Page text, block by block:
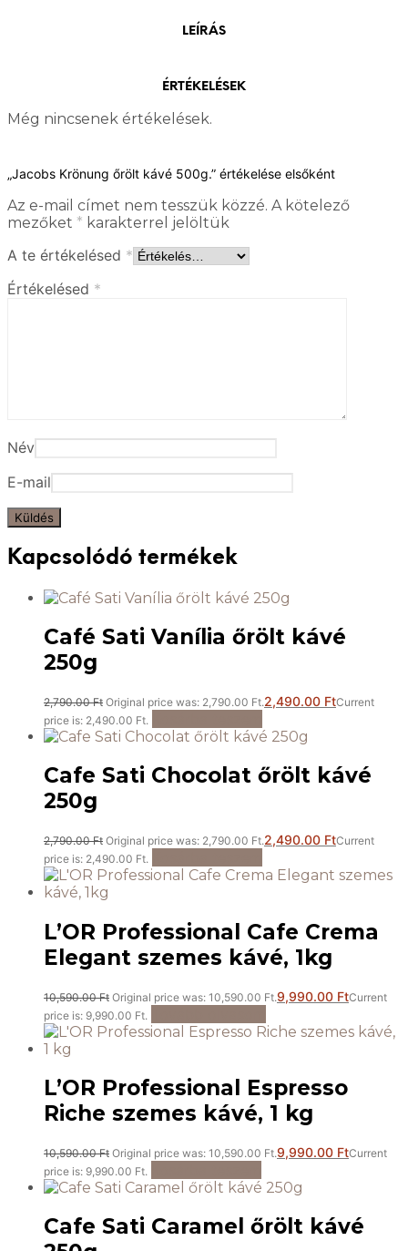
LEÍRÁS
ÉRTÉKELÉSEK
Még nincsenek értékelések.
„Jacobs Krönung őrölt kávé 500g.” értékelése elsőként
Az e-mail címet nem tesszük közzé. A kötelező
mezőket * karakterrel jelöltük
A te értékelésed *
Értékelésed *
Név
E-mail
Kapcsolódó termékek
Café Sati Vanília őrölt kávé
250g
2,790.00Ft Original price was: 2,790.00 Ft.2,490.00 FtCurrent
price is: 2,490.00 Ft.
Cafe Sati Chocolat őrölt kávé
250g
2,790.00Ft Original price was: 2,790.00 Ft.2,490.00 FtCurrent
price is: 2,490.00 Ft.
L’OR Professional Cafe Crema
Elegant szemes kávé, 1kg
10,590.00Ft Original price was: 10,590.00 Ft.9,990.00 FtCurrent
price is: 9,990.00 Ft.
L’OR Professional Espresso
Riche szemes kávé, 1 kg
10,590.00Ft Original price was: 10,590.00 Ft.9,990.00 FtCurrent
price is: 9,990.00 Ft.
Cafe Sati Caramel őrölt kávé